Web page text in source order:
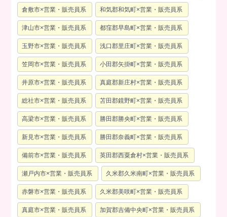
倉敷市×営業・販売員系 和気郡和気町×営業・販売員系
津山市×営業・販売員系 都窪郡早島町×営業・販売員系
玉野市×営業・販売員系 浅口郡里庄町×営業・販売員系
笠岡市×営業・販売員系 小田郡矢掛町×営業・販売員系
井原市×営業・販売員系 真庭郡新庄村×営業・販売員系
総社市×営業・販売員系 苫田郡鏡野町×営業・販売員系
高梁市×営業・販売員系 勝田郡勝央町×営業・販売員系
新見市×営業・販売員系 勝田郡奈義町×営業・販売員系
備前市×営業・販売員系 英田郡西粟倉村×営業・販売員系
瀬戸内市×営業・販売員系 久米郡久米南町×営業・販売員系
赤磐市×営業・販売員系 久米郡美咲町×営業・販売員系
真庭市×営業・販売員系 加賀郡吉備中央町×営業・販売員系